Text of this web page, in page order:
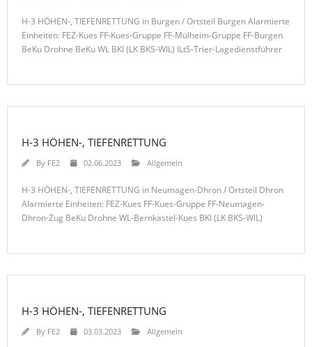
H-3 HÖHEN-, TIEFENRETTUNG in Burgen / Ortsteil Burgen Alarmierte
Einheiten: FEZ-Kues FF-Kues-Gruppe FF-Mülheim-Gruppe FF-Burgen
BeKu Drohne BeKu WL BKI (LK BKS-WIL) ILtS-Trier-Lagedienstführer
H-3 HÖHEN-, TIEFENRETTUNG
By FE2 02.06.2023 Allgemein
H-3 HÖHEN-, TIEFENRETTUNG in Neumagen-Dhron / Ortsteil Dhron
Alarmierte Einheiten: FEZ-Kues FF-Kues-Gruppe FF-Neumagen-
Dhron-Zug BeKu Drohne WL-Bernkastel-Kues BKI (LK BKS-WIL)
H-3 HÖHEN-, TIEFENRETTUNG
By FE2 03.03.2023 Allgemein